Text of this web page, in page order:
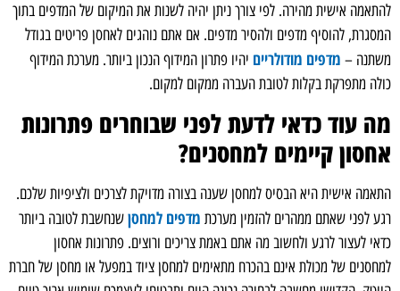
להתאמה אישית מהירה. לפי צורך ניתן יהיה לשנות את המיקום של המדפים בתוך
המסגרת, להוסיף מדפים ולהסיר מדפים. אם אתם נוהגים לאחסן פריטים בגודל
משתנה – מדפים מודולריים יהיו פתרון המידוף הנכון ביותר. מערכת המידוף
כולה מתפרקת בקלות לטובת העברה ממקום למקום.
מה עוד כדאי לדעת לפני שבוחרים פתרונות
אחסון קיימים למחסנים?
התאמה אישית היא הבסיס למחסן שענה בצורה מדויקת לצרכים ולציפיות שלכם.
רגע לפני שאתם ממהרים להזמין מערכת מדפים למחסןשנחשבת לטובה ביותר
כדאי לעצור לרגע ולחשוב מה אתם באמת צריכים ורוצים. פתרונות אחסון
למחסנים של מכולת אינם בהכרח מתאימים למחסן ציוד במפעל או מחסן של חברת